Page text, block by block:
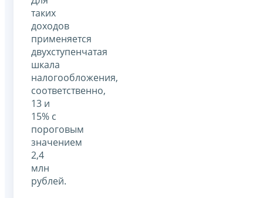
таких
доходов
применяется
двухступенчатая
шкала
налогообложения,
соответственно,
13 и
15% с
пороговым
значением
2,4
млн
рублей.